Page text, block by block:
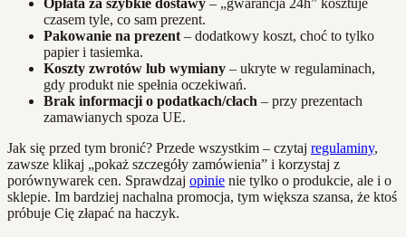
czasem tyle, co sam prezent.
Pakowanie na prezent – dodatkowy koszt, choć to tylko
papier i tasiemka.
Koszty zwrotów lub wymiany – ukryte w regulaminach,
gdy produkt nie spełnia oczekiwań.
Brak informacji o podatkach/cłach – przy prezentach
zamawianych spoza UE.
Jak się przed tym bronić? Przede wszystkim – czytaj regulaminy,
zawsze klikaj „pokaż szczegóły zamówienia” i korzystaj z
porównywarek cen. Sprawdzaj opinie nie tylko o produkcie, ale i o
sklepie. Im bardziej nachalna promocja, tym większa szansa, że ktoś
próbuje Cię złapać na haczyk.